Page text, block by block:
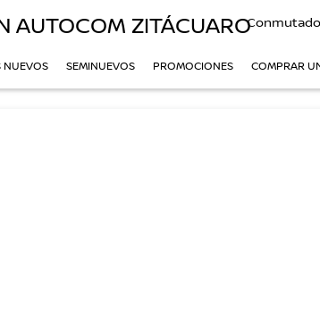
AUTOCOM ZITÁCUARO
SEMINUEVOS PROMOCIONES COMPRAR